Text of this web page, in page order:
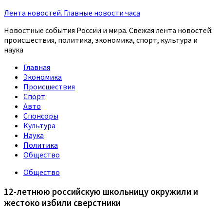
Лента новостей. Главные новости часа
Новостные события России и мира. Свежая лента новостей:
происшествия, политика, экономика, спорт, культура и
наука
Главная
Экономика
Происшествия
Спорт
Авто
Спонсоры
Культура
Наука
Политика
Общество
Общество
12-летнюю российскую школьницу окружили и
жестоко избили сверстники